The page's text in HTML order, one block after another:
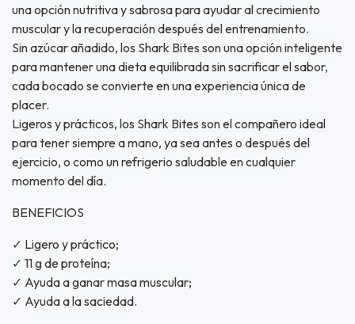
una opción nutritiva y sabrosa para ayudar al crecimiento
muscular y la recuperación después del entrenamiento.
Sin azúcar añadido, los Shark Bites son una opción inteligente
para mantener una dieta equilibrada sin sacrificar el sabor,
cada bocado se convierte en una experiencia única de
placer.
Ligeros y prácticos, los Shark Bites son el compañero ideal
para tener siempre a mano, ya sea antes o después del
ejercicio, o como un refrigerio saludable en cualquier
momento del día.
BENEFICIOS
✓ Ligero y práctico;
✓ 11 g de proteína;
✓ Ayuda a ganar masa muscular;
✓ Ayuda a la saciedad.